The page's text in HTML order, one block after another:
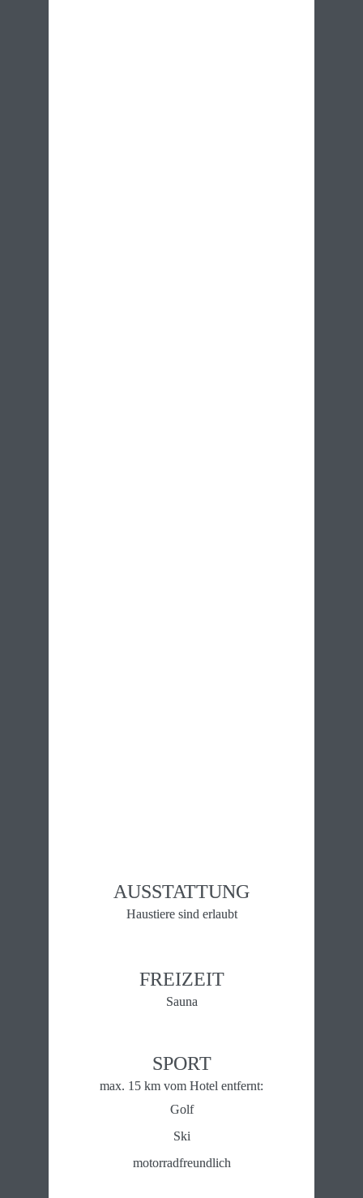
AUSSTATTUNG
Haustiere sind erlaubt
FREIZEIT
Sauna
SPORT
max. 15 km vom Hotel entfernt:
Golf
Ski
motorradfreundlich